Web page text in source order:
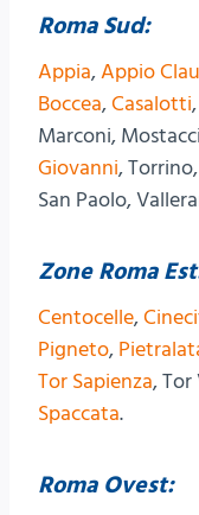
Roma Sud:
Appia,Appio
Boccea,Casalotti,
Marconi,
Giovanni,
San Paolo,
Zone Roma
Centocelle,
Pigneto,
Tor Sapienza,
Spaccata.
Roma Ovest: